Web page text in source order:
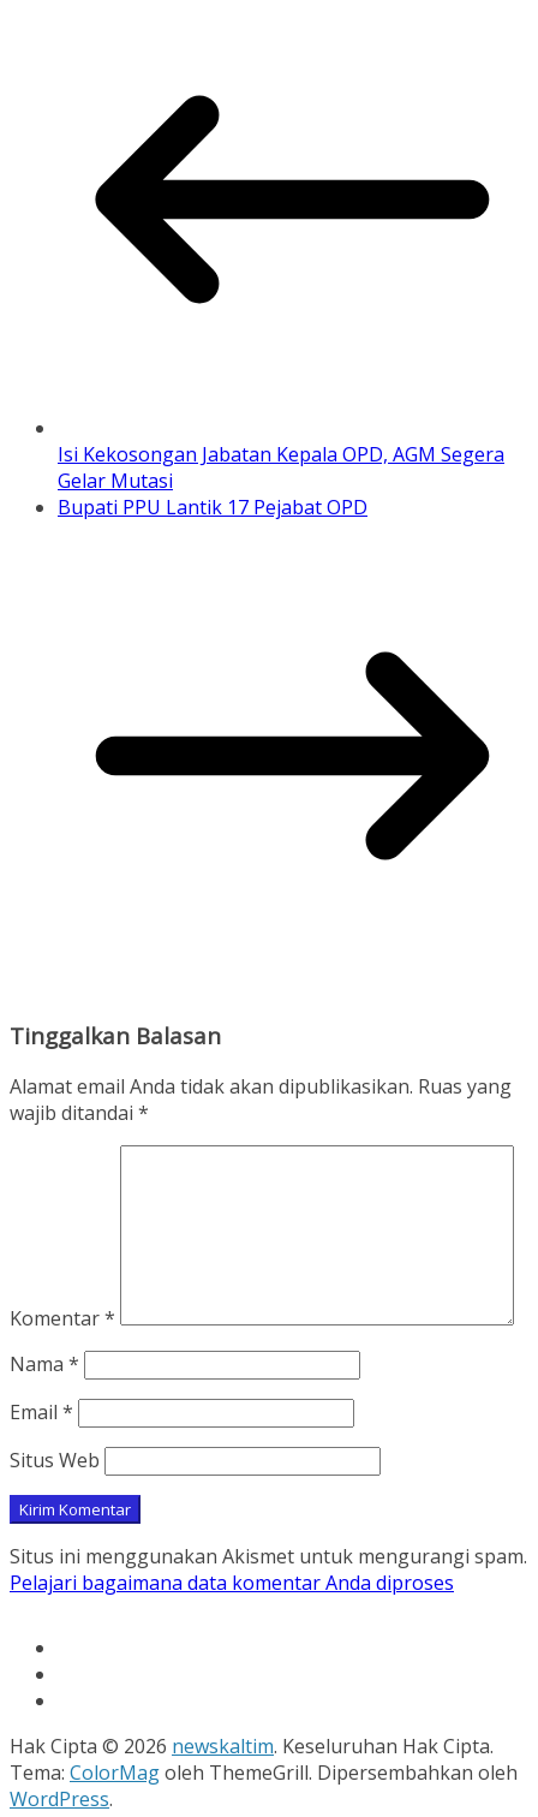
Isi Kekosongan Jabatan Kepala OPD, AGM Segera
Gelar Mutasi
Bupati PPU Lantik 17 Pejabat OPD
Tinggalkan Balasan
Alamat email Anda tidak akan dipublikasikan. Ruas yang
wajib ditandai *
Komentar*
Nama *
Email *
Situs Web
Situs ini menggunakan Akismet untuk mengurangi spam.
Pelajari bagaimana data komentar Anda diproses
Hak Cipta © 2026 newskaltim. Keseluruhan Hak Cipta.
Tema: ColorMagoleh ThemeGrill. Dipersembahkan oleh
WordPress.